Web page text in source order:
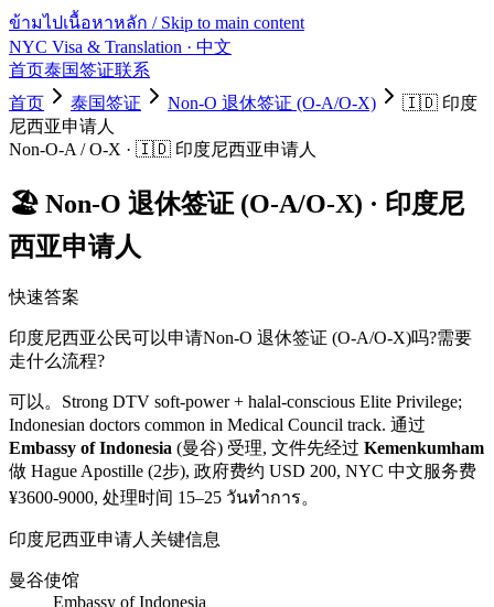
ข้ามไปเนื้อหาหลัก / Skip to main content
NYC Visa & Translation · 中文
首页泰国签证联系
首页
泰国签证 Non-O 退休签证 (O-A/O-X) 🇮🇩 印度
尼西亚申请人
Non-O-A / O-X · 🇮🇩 印度尼西亚申请人
🏖️ Non-O 退休签证 (O-A/O-X) · 印度尼
西亚申请人
快速答案
印度尼西亚公民可以申请Non-O 退休签证 (O-A/O-X)吗?需要
走什么流程?
可以。 Strong DTV soft-power + halal-conscious Elite Privilege;
Indonesian doctors common in Medical Council track. 通过
Embassy of Indonesia (曼谷) 受理, 文件先经过 Kemenkumham
做 Hague Apostille (2步), 政府费约 USD 200, NYC 中文服务费
¥3600-9000, 处理时间 15–25 วันทำการ。
印度尼西亚申请人关键信息
曼谷使馆
Embassy of Indonesia